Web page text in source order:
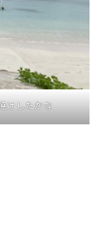
けしたかな